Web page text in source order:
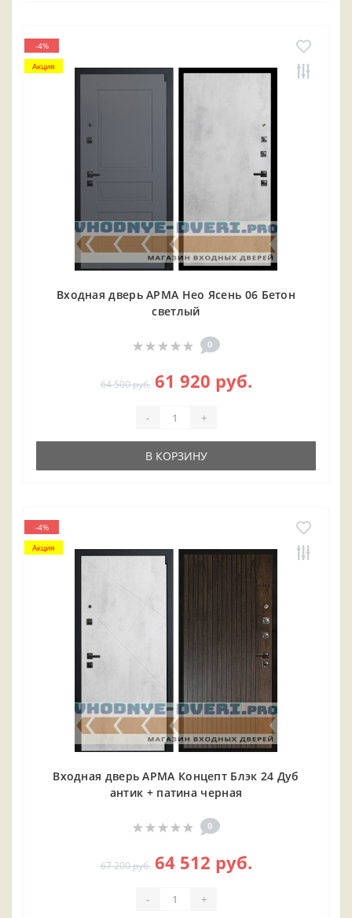
-4%
Акция
Входная дверь АРМА Нео Ясень 06 Бетон
светлый
0
64 500 руб. 61 920 руб.
- +
В КОРЗИНУ
-4%
Акция
Входная дверь АРМА Концепт Блэк 24 Дуб
антик + патина черная
0
67 200 руб. 64 512 руб.
- +